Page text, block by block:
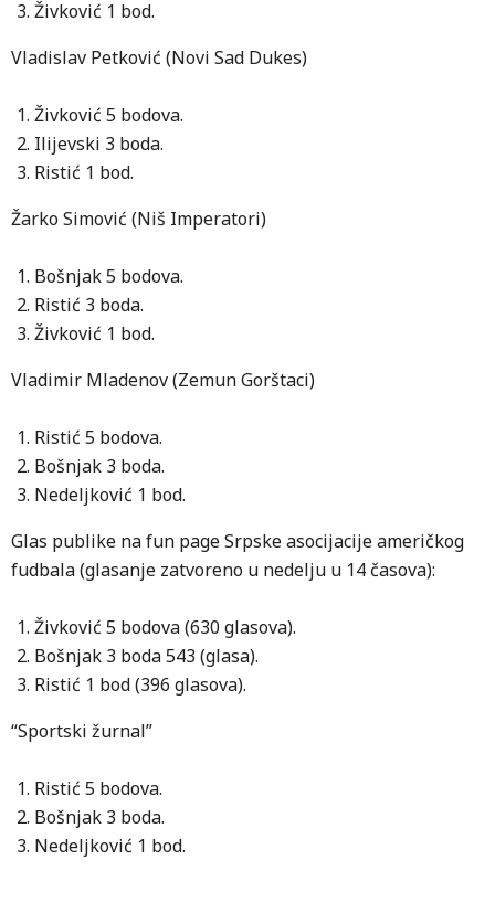
Živković 1 bod.
Vladislav Petković (Novi Sad Dukes)
Živković 5 bodova.
Ilijevski 3 boda.
Ristić 1 bod.
Žarko Simović (Niš Imperatori)
Bošnjak 5 bodova.
Ristić 3 boda.
Živković 1 bod.
Vladimir Mladenov (Zemun Gorštaci)
Ristić 5 bodova.
Bošnjak 3 boda.
Nedeljković 1 bod.
Glas publike na fun page Srpske asocijacije američkog
fudbala (glasanje zatvoreno u nedelju u 14 časova):
Živković 5 bodova (630 glasova).
Bošnjak 3 boda 543 (glasa).
Ristić 1 bod (396 glasova).
“Sportski žurnal”
Ristić 5 bodova.
Bošnjak 3 boda.
Nedeljković 1 bod.